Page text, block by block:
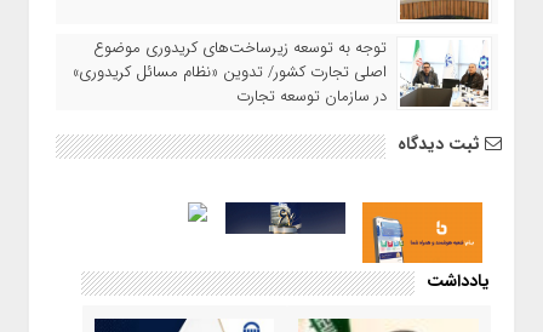
توجه به توسعه زیرساخت‌های کریدوری موضوع
اصلی تجارت کشور/ تدوین «نظام مسائل کریدوری»
در سازمان توسعه تجارت
ثبت دیدگاه
یادداشت